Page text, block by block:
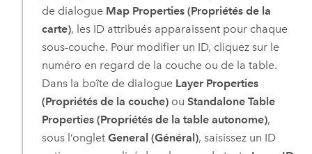
de dialogue Map Properties (Propriétés de la
carte), les ID attribués apparaissent pour chaque
sous-couche. Pour modifier un ID, cliquez sur le
numéro en regard de la couche ou de la table.
Dans la boîte de dialogue Layer Properties
(Propriétés de la couche)ou Standalone Table
Properties (Propriétés de la table autonome),
sous l’onglet General (Général), saisissez un ID